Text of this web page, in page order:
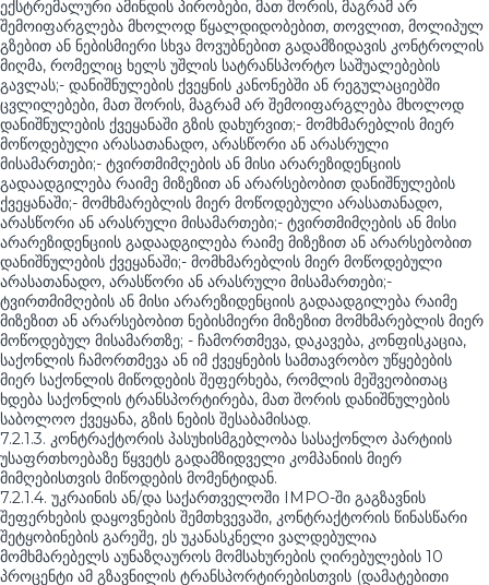
ექსტრემალური ამინდის პირობები, მათ შორის, მაგრამ არ
შემოიფარგლება მხოლოდ წყალდიდობებით, თოვლით, მოლიპულ
გზებით ან ნებისმიერი სხვა მოვუბნებით გადამზიდავის კონტროლის
მიღმა, რომელიც ხელს უშლის სატრანსპორტო საშუალებების
გავლას;- დანიშნულების ქვეყნის კანონებში ან რეგულაციებში
ცვლილებები, მათ შორის, მაგრამ არ შემოიფარგლება მხოლოდ
დანიშნულების ქვეყანაში გზის დახურვით;- მომხმარებლის მიერ
მოწოდებული არასათანადო, არასწორი ან არასრული
მისამართები;- ტვირთმიმღების ან მისი არარეზიდენციის
გადაადგილება რაიმე მიზეზით ან არარსებობით დანიშნულების
ქვეყანაში;- მომხმარებლის მიერ მოწოდებული არასათანადო,
არასწორი ან არასრული მისამართები;- ტვირთმიმღების ან მისი
არარეზიდენციის გადაადგილება რაიმე მიზეზით ან არარსებობით
დანიშნულების ქვეყანაში;- მომხმარებლის მიერ მოწოდებული
არასათანადო, არასწორი ან არასრული მისამართები;-
ტვირთმიმღების ან მისი არარეზიდენციის გადაადგილება რაიმე
მიზეზით ან არარსებობით ნებისმიერი მიზეზით მომხმარებლის მიერ
მოწოდებულ მისამართზე; - ჩამორთმევა, დაკავება, კონფისკაცია,
საქონლის ჩამორთმევა ან იმ ქვეყნების სამთავრობო უწყებების
მიერ საქონლის მიწოდების შეფერხება, რომლის მეშვეობითაც
ხდება საქონლის ტრანსპორტირება, მათ შორის დანიშნულების
საბოლოო ქვეყანა, გზის ნების შესაბამისად.
7.2.1.3. კონტრაქტორის პასუხისმგებლობა სასაქონლო პარტიის
უსაფრთხოებაზე წყვეტს გადამზიდველი კომპანიის მიერ
მიმღებისთვის მიწოდების მომენტიდან.
7.2.1.4. უკრაინის ან/და საქართველოში IMPO-ში გაგზავნის
შეფერხების დაყოვნების შემთხვევაში, კონტრაქტორის წინასწარი
შეტყობინების გარეშე, ეს უკანასკნელი ვალდებულია
მომხმარებელს აუნაზღაუროს მომსახურების ღირებულების 10
პროცენტი ამ გზავნილის ტრანსპორტირებისთვის (დამატებითი